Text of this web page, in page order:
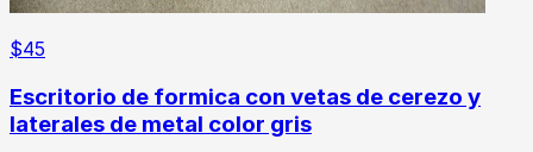
$45
Escritorio de formica con vetas de cerezo y
laterales de metal color gris